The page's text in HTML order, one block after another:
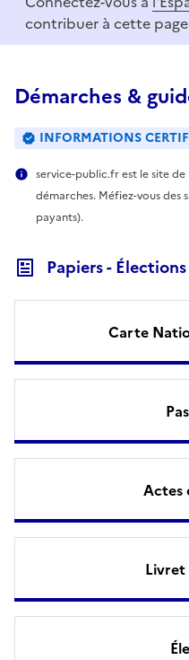
contribuer à cette
Démarches &
INFORMATIONS
service-public.fr est le site
démarches. Méfiez-vous des
payants).
Papiers - Élections
Carte
Actes
Livret